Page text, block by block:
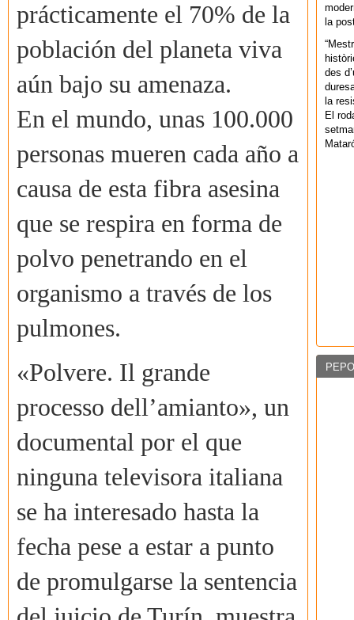
prácticamente el 70% de la
población del planeta viva
aún bajo su amenaza.
En el mundo, unas 100.000
personas mueren cada año a
causa de esta fibra asesina
que se respira en forma de
polvo penetrando en el
organismo a través de los
pulmones.
«Polvere. Il grande
processo dell’amianto», un
documental por el que
ninguna televisora italiana
se ha interesado hasta la
fecha pese a estar a punto
de promulgarse la sentencia
la
des
la
El